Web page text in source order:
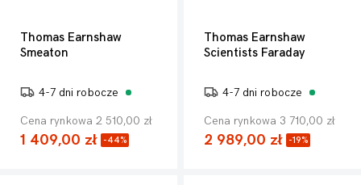
Thomas Earnshaw
Smeaton
4-7 dni robocze
Cena rynkowa 2 510,00 zł
1 409,00 zł -44%
Thomas Earnshaw
Scientists Faraday
4-7 dni robocze
Cena rynkowa 3 710,00 zł
2 989,00 zł -19%